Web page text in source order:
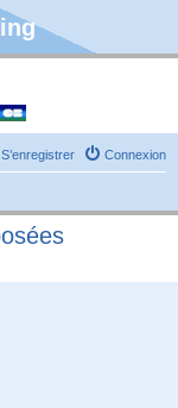
Connexion
S’enregistrer